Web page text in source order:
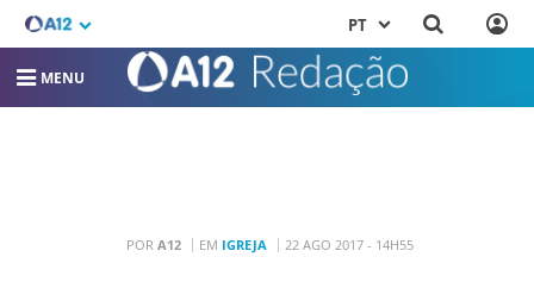
PT
MENU
POR A12 EM IGREJA 22 AGO 2017 - 14H55